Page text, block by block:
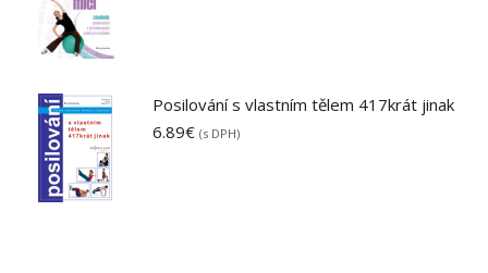
Posilování s vlastním tělem 417krát jinak
6.89€ (s DPH)